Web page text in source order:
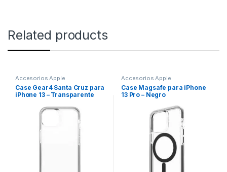
Related products
Accesorios Apple
Case Gear4 Santa Cruz para
iPhone 13 – Transparente
Accesorios Apple
Case Magsafe para iPhone
13 Pro – Negro